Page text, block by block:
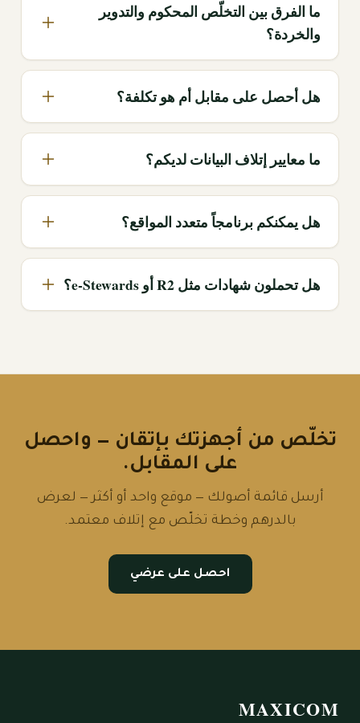
ما الفرق بين التخلّص المحكوم والتدوير
والخردة؟
هل أحصل على مقابل أم هو تكلفة؟
ما معايير إتلاف البيانات لديكم؟
هل يمكنكم برنامجاً متعدد المواقع؟
هل تحملون شهادات مثل R2 أو e-Stewards؟
تخلّص من أجهزتك بإتقان — واحصل
على المقابل.
أرسل قائمة أصولك — موقع واحد أو أكثر — لعرض
بالدرهم وخطة تخلّص مع إتلاف معتمد.
احصل على عرضي
MAXICOM